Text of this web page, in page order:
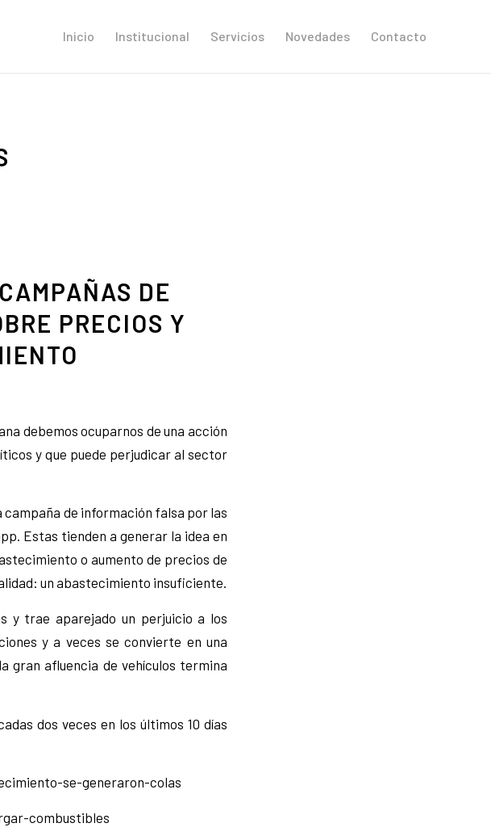
Inicio Institucional Servicios Novedades Contacto
DE
PRECIOS Y
debemos ocuparnos de una acción
y que puede perjudicar al sector
campaña de información falsa por las
Estas tienden a generar la idea en
o aumento de precios de
un abastecimiento insuficiente.
y trae aparejado un perjuicio a los
y a veces se convierte en una
gran afluencia de vehículos termina
dos veces en los últimos 10 días
se-generaron-colas
combustibles